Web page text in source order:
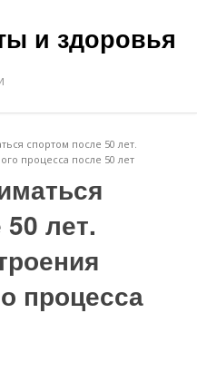
и здоровья
спортом после 50 лет.
процесса после 50 лет
лет.
процесса